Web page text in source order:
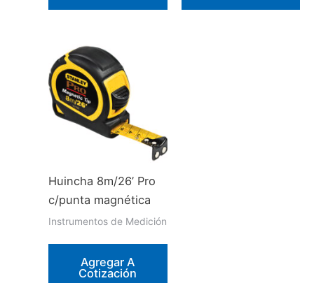
Huincha 8m/26’ Pro
c/punta magnética
Instrumentos de Medición
Agregar A
Cotización